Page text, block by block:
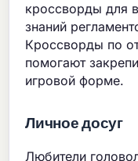
кроссворды для
знаний
Кроссворды по
помогают
игровой форме.
Личное досуг
Любители